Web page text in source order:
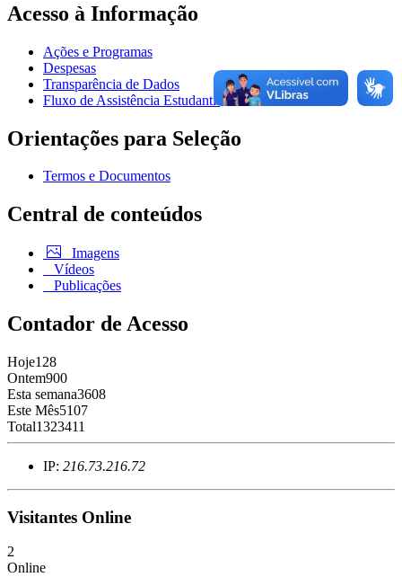
Acesso à Informação
Ações e Programas
Despesas
Transparência de Dados
Fluxo de Assistência Estudantil
Orientações para Seleção
Termos e Documentos
Central de conteúdos
Imagens
Vídeos
Publicações
Contador de Acesso
Hoje128
Ontem900
Esta semana3608
Este Mês5107
Total1323411
IP: 216.73.216.72
Visitantes Online
2
Online